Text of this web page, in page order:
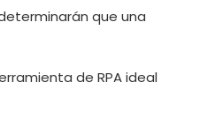
que una
de RPA ideal